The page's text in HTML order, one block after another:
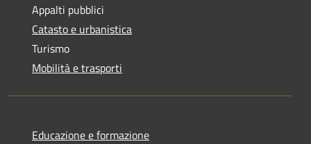
Appalti pubblici
Catasto e urbanistica
Turismo
Mobilità e trasporti
Educazione e formazione